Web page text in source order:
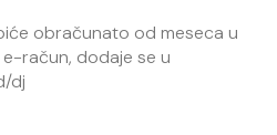
obračunato od meseca u
račun, dodaje se u
dj